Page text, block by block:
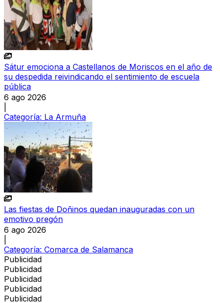
Sátur emociona a Castellanos de Moriscos en el año de
su despedida reivindicando el sentimiento de escuela
pública
6 ago 2026
Categoría: La Armuña
Las fiestas de Doñinos quedan inauguradas con un
emotivo pregón
6 ago 2026
Categoría: Comarca de Salamanca
Publicidad
Publicidad
Publicidad
Publicidad
Publicidad